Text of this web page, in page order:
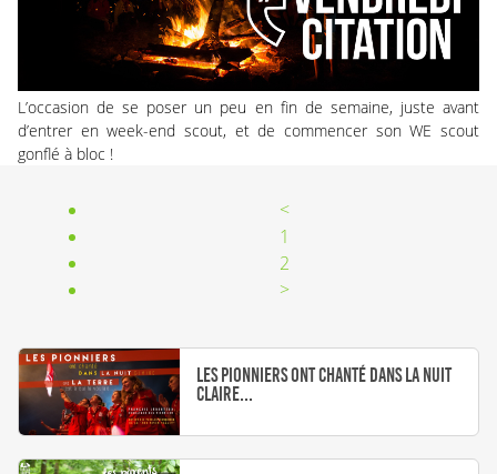
L’occasion de se poser un peu en fin de semaine, juste avant
d’entrer en week-end scout, et de commencer son WE scout
gonflé à bloc !
<
1
2
>
Les pionniers ont chanté dans la nuit
claire...